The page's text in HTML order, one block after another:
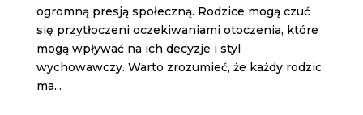
ogromną presją społeczną. Rodzice mogą czuć
się przytłoczeni oczekiwaniami otoczenia, które
mogą wpływać na ich decyzje i styl
wychowawczy. Warto zrozumieć, że każdy rodzic
ma...